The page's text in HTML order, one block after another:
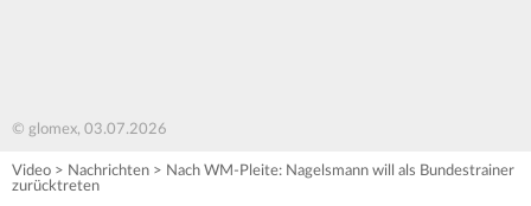
© glomex, 03.07.2026
Video > Nachrichten > Nach WM-Pleite: Nagelsmann will als Bundestrainer
zurücktreten